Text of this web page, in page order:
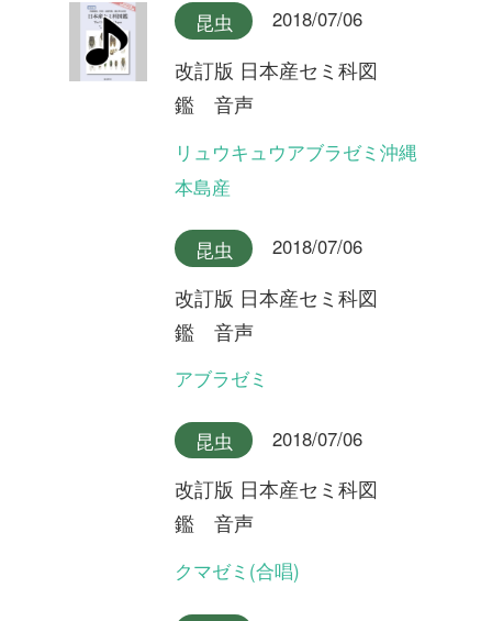
コエゾゼミ
昆虫 2018/07/06
改訂版 日本産セミ科図
チョウセンケナガニイニイ
昆虫
改訂版 日本産セミ科図
鑑 音声
イシガキニイニイ
昆虫 2018/07/06
改訂版 日本産セミ科図
鑑 音声
ミヤコニイニイ
改訂版 日本産セミ科図
鑑 音声